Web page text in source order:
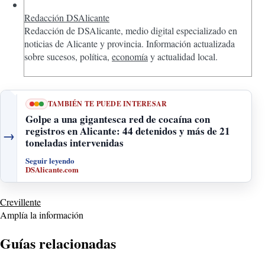
Redacción DSAlicante
Redacción de DSAlicante, medio digital especializado en
noticias de Alicante y provincia. Información actualizada
sobre sucesos, política, economía y actualidad local.
→
TAMBIÉN TE PUEDE INTERESAR
Golpe a una gigantesca red de cocaína con
registros en Alicante: 44 detenidos y más de 21
toneladas intervenidas
Seguir leyendo
DSAlicante.com
Crevillente
Amplía la información
Guías relacionadas